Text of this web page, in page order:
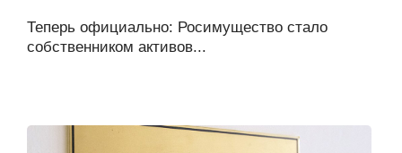
Теперь официально: Росимущество стало
собственником активов...